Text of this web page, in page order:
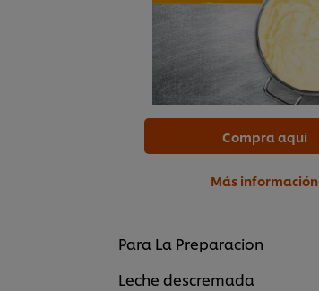
Compra aquí
Más información
Para La Preparacion
Leche descremada